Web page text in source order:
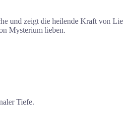
und zeigt die heilende Kraft von
Mysterium lieben.
Tiefe.